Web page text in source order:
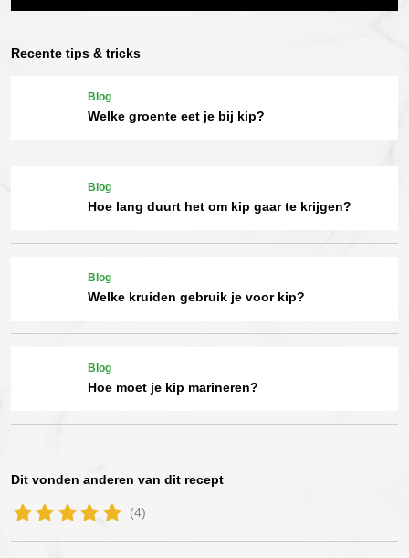
Recente tips & tricks
Blog
Welke groente eet je bij kip?
Blog
Hoe lang duurt het om kip gaar te krijgen?
Blog
Welke kruiden gebruik je voor kip?
Blog
Hoe moet je kip marineren?
Dit vonden anderen van dit recept
(4)